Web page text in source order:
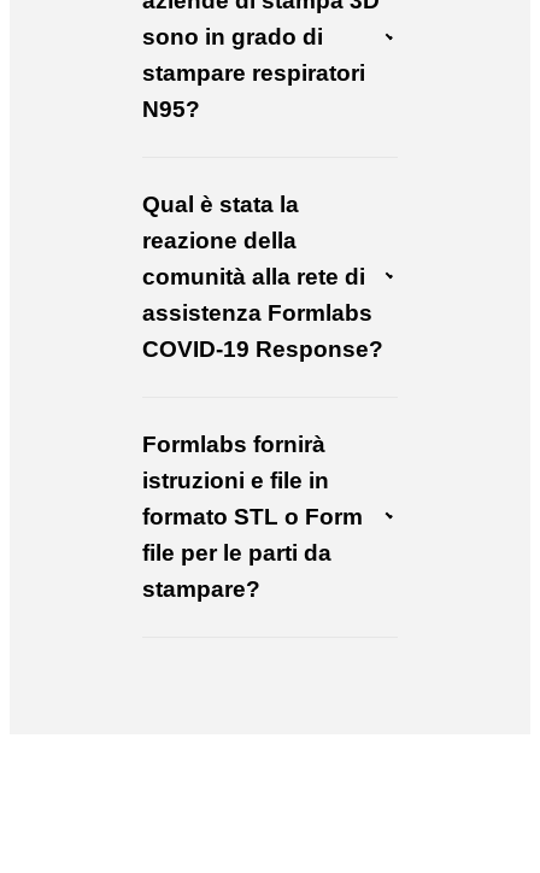
sono in grado di
stampare respiratori
N95?
Qual è stata la
reazione della
comunità alla rete di
assistenza Formlabs
COVID-19 Response?
Formlabs fornirà
istruzioni e file in
formato STL o Form
file per le parti da
stampare?